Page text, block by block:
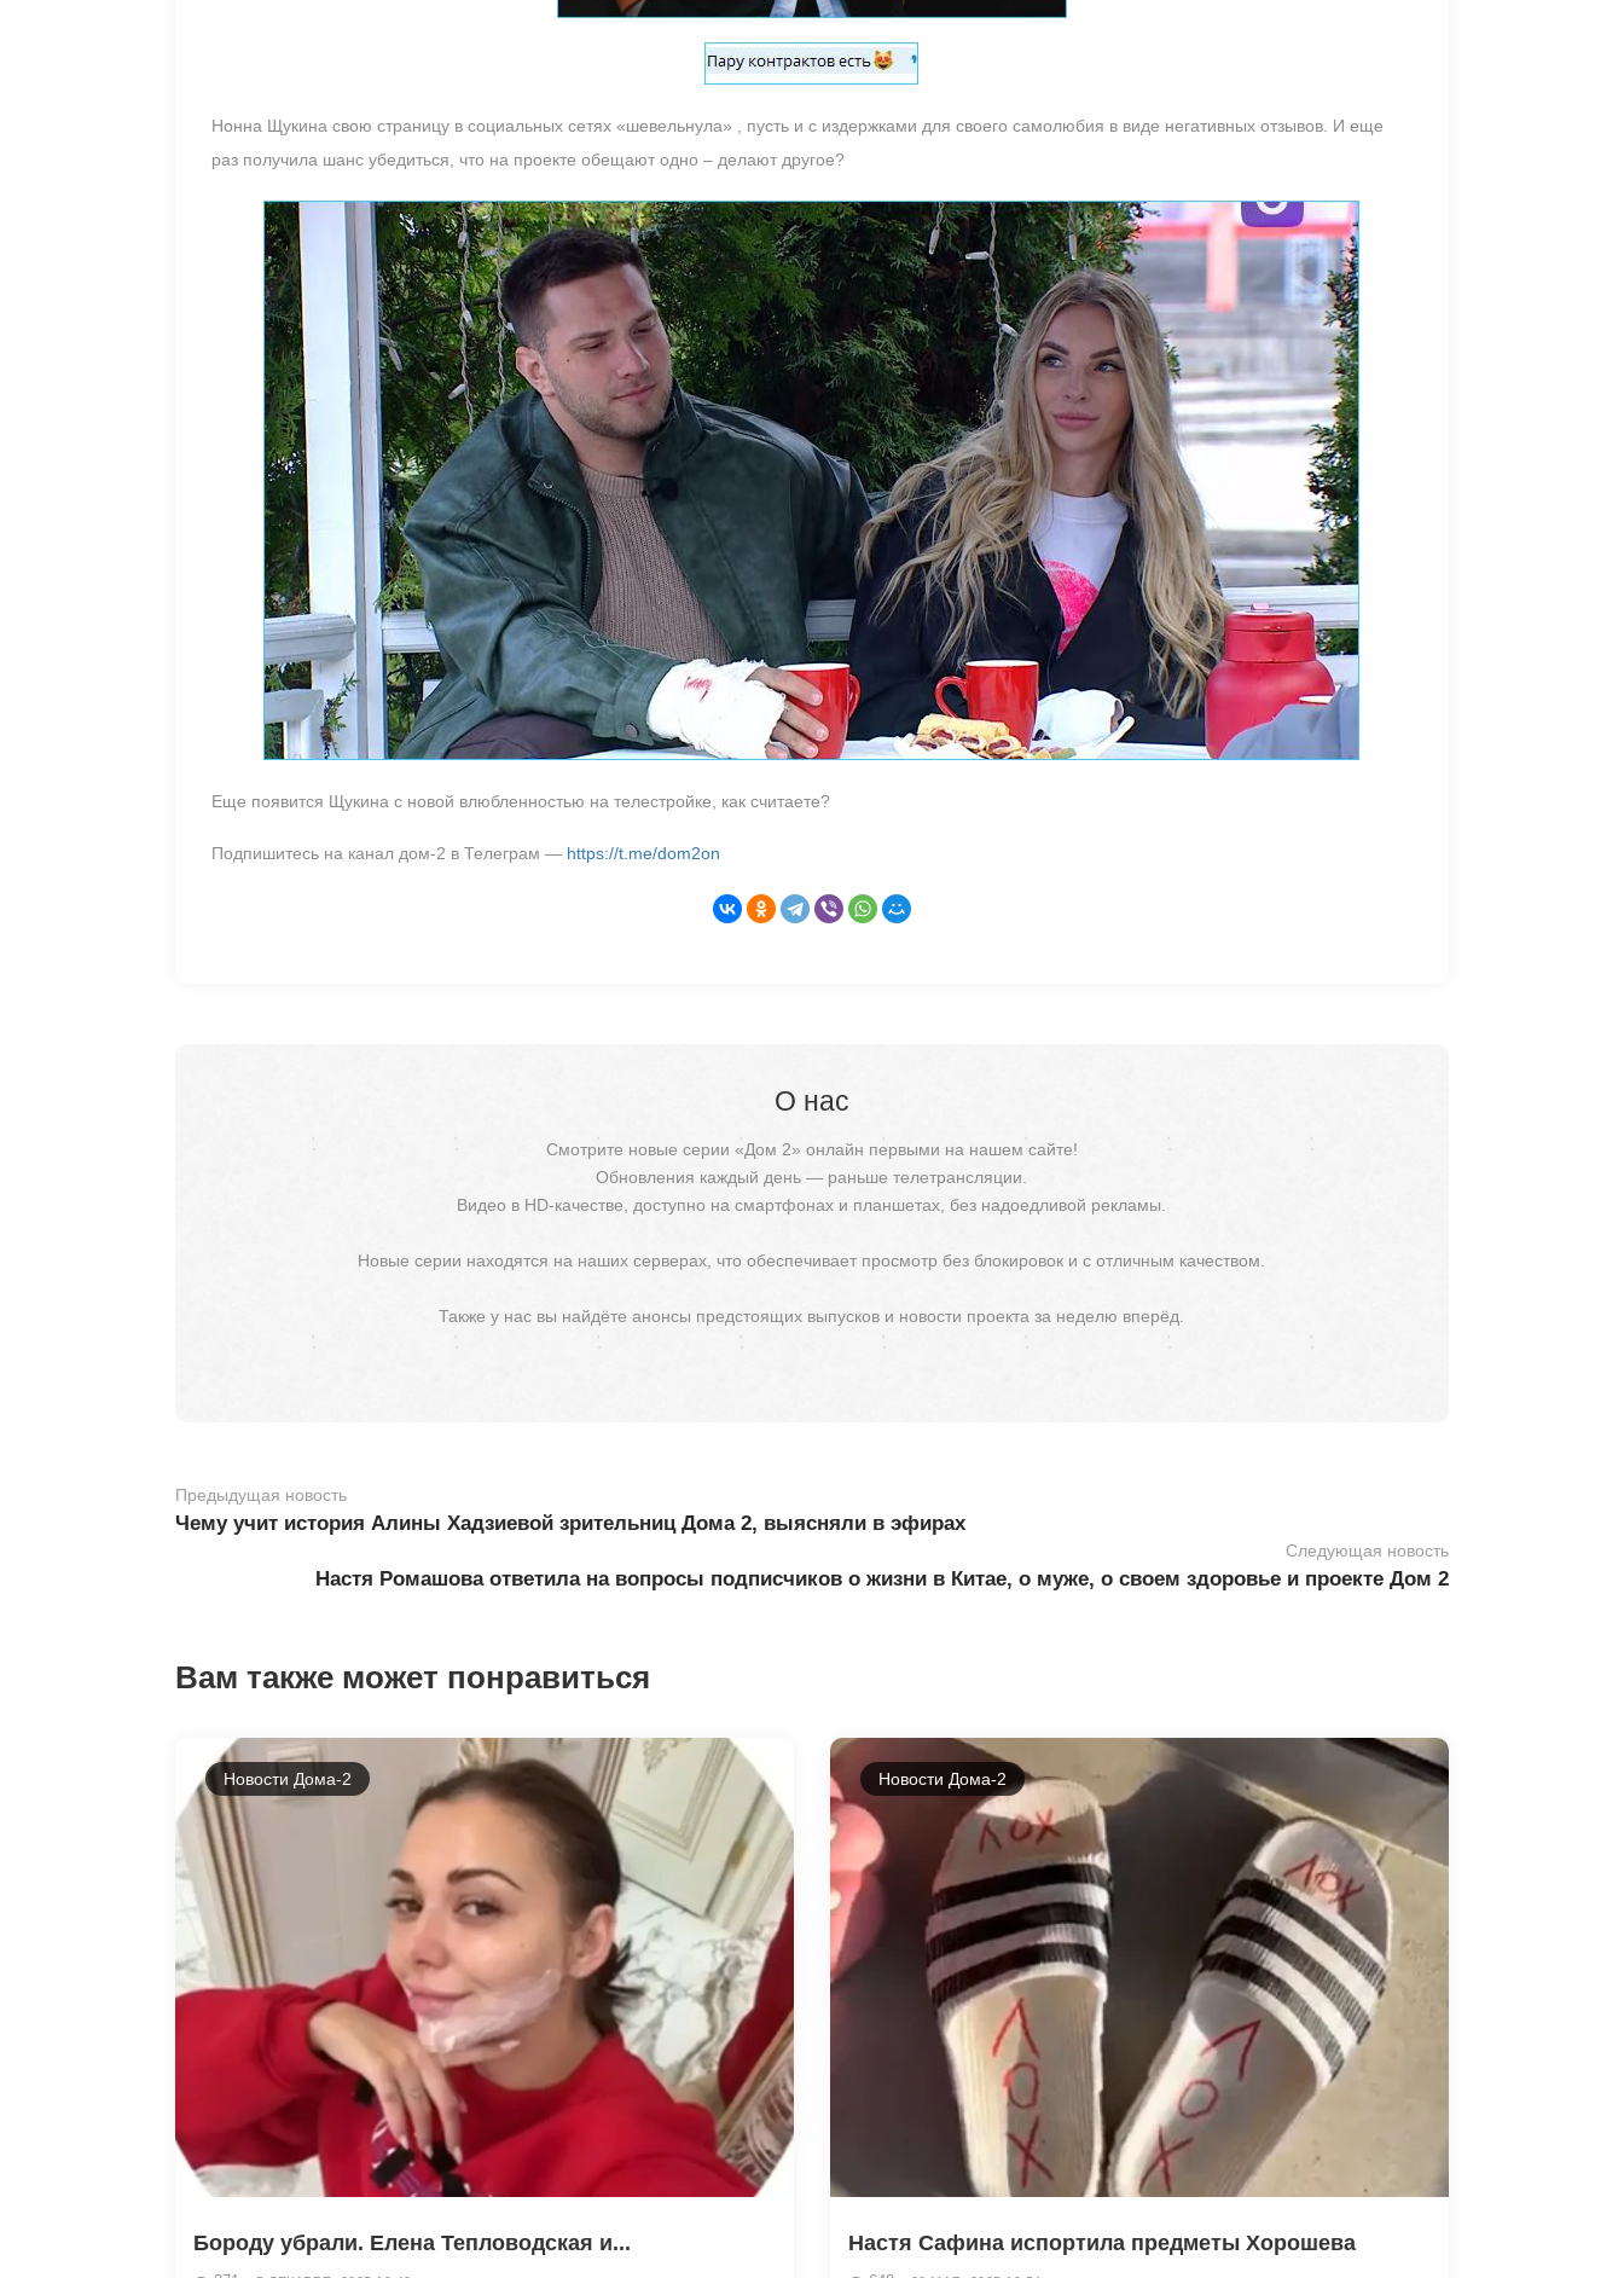
Нонна Щукина свою страницу в социальных сетях «шевельнула» , пусть и с издержками для своего самолюбия в виде негативных отзывов. И еще
раз получила шанс убедиться, что на проекте обещают одно – делают другое?
Еще появится Щукина с новой влюбленностью на телестройке, как считаете?
Подпишитесь на канал дом-2 в Телеграм — https://t.me/dom2on
О нас
Смотрите новые серии «Дом 2» онлайн первыми на нашем сайте!
Обновления каждый день — раньше телетрансляции.
Видео в HD-качестве, доступно на смартфонах и планшетах, без надоедливой рекламы.
Новые серии находятся на наших серверах, что обеспечивает просмотр без блокировок и с отличным качеством.
Также у нас вы найдёте анонсы предстоящих выпусков и новости проекта за неделю вперёд.
Предыдущая новость
Чему учит история Алины Хадзиевой зрительниц Дома 2, выясняли в эфирах
Следующая новость
Настя Ромашова ответила на вопросы подписчиков о жизни в Китае, о муже, о своем здоровье и проекте Дом 2
Вам также может понравиться
Новости Дома-2
Бороду убрали. Елена Тепловодская и...
Новости Дома-2
Настя Сафина испортила предметы Хорошева